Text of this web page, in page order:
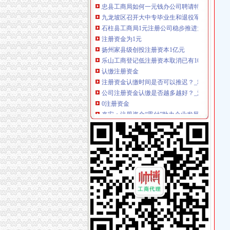
九龙坡区召开大中专毕业生和退役军人军嫂专场
石柱县工商局1元注册公司稳步推进大练兵活动
注册资金为1元
扬州家县级创投注册资本1亿元
乐山工商登记低注册资本取消已有10家“1元公
认缴注册资金
注册资金认缴时间是否可以推迟？_城市论坛
公司注册资金认缴是否越多越好？_注册香港公
0注册资金
来安：注册资金“零付”助力企业发展-房产频道-
房地产开发注册资金零门槛：更多人进入是好
0元注册公司流程
苏州0元注册公司哪家便宜,手续简单-商务信息-
广州0元注册公司揭真实原因价格|广州0元注册
一元注册公司流程
新密公司注册_【一元会计】_郑州公司注册流
广东改革审批流程“先照后证”一元办公司_网易
如何一元钱办公司
一元钱能否办企业-陈甬沪.pdf
广州：一元钱注册公司是真的已经实现了-广州
一元注册公司